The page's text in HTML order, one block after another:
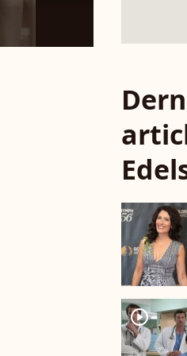
player2